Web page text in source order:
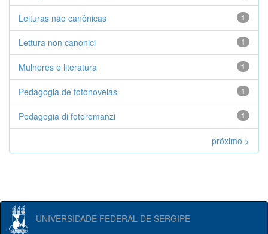
1
Leituras não canônicas
1
Lettura non canonici
1
Mulheres e literatura
1
Pedagogia de fotonovelas
1
Pedagogia di fotoromanzi
próximo >
UNIVERSIDADE FEDERAL DE SERGIPE